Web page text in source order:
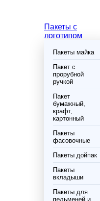
Пакеты с
логотипом
Пакеты майка
Пакет с
прорубной
ручкой
Пакет
бумажный,
крафт,
картонный
Пакеты
фасовочные
Пакеты дойпак
Пакеты
вкладыши
Пакеты для
пельменей и